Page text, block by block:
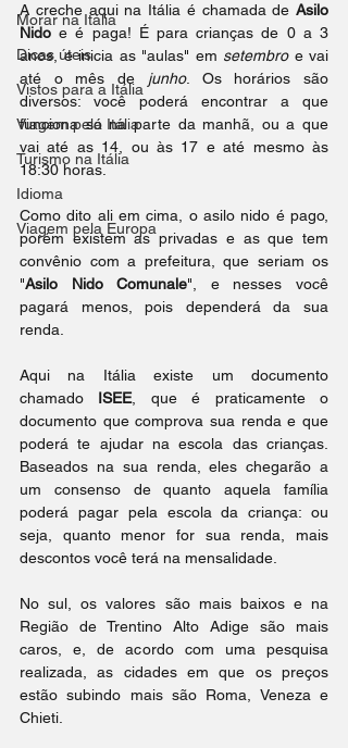
Morar na Itália
Dicas úteis
Vistos para a Itália
Viagem pela Itália
Turismo na Itália
Idioma
Viagem pela Europa
A creche aqui na Itália é chamada de Asilo
Nido e é paga! É para crianças de 0 a 3
anos, e inicia as "aulas" em setembro e vai
até o mês de junho. Os horários são
diversos: você poderá encontrar a que
funciona só na parte da manhã, ou a que
vai até as 14, ou às 17 e até mesmo às
18:30 horas.
Como dito ali em cima, o asilo nido é pago,
porém existem as privadas e as que tem
convênio com a prefeitura, que seriam os
"Asilo Nido Comunale", e nesses você
pagará menos, pois dependerá da sua
renda.
Aqui na Itália existe um documento
chamado ISEE, que é praticamente o
documento que comprova sua renda e que
poderá te ajudar na escola das crianças.
Baseados na sua renda, eles chegarão a
um consenso de quanto aquela família
poderá pagar pela escola da criança: ou
seja, quanto menor for sua renda, mais
descontos você terá na mensalidade.
No sul, os valores são mais baixos e na
Região de Trentino Alto Adige são mais
caros, e, de acordo com uma pesquisa
realizada, as cidades em que os preços
estão subindo mais são Roma, Veneza e
Chieti.